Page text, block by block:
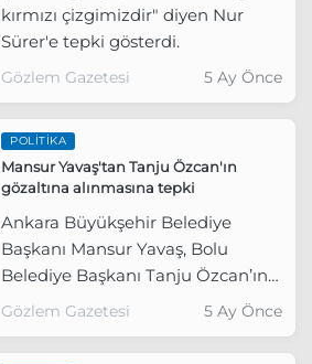
kırmızı çizgimizdir" diyen Nur
Sürer'e tepki gösterdi.
Gözlem Gazetesi 5 Ay Önce
POLITIKA
Mansur Yavaş'tan Tanju Özcan'ın
gözaltına alınmasına tepki
Ankara Büyükşehir Belediye
Başkanı Mansur Yavaş, Bolu
Belediye Başkanı Tanju Özcan’ın
evinden alınarak gözaltına
Gözlem Gazetesi 5 Ay Önce